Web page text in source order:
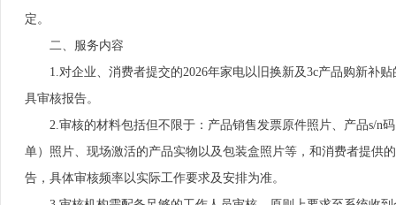
定。
二、服务内容
1.对企业、消费者提交的2026年家电以旧换新及3c产品购新补贴
具审核报告。
2.审核的材料包括但不限于：产品销售发票原件照片、产品s/n码
单）照片、现场激活的产品实物以及包装盒照片等，和消费者提供
告，具体审核频率以实际工作要求及安排为准。